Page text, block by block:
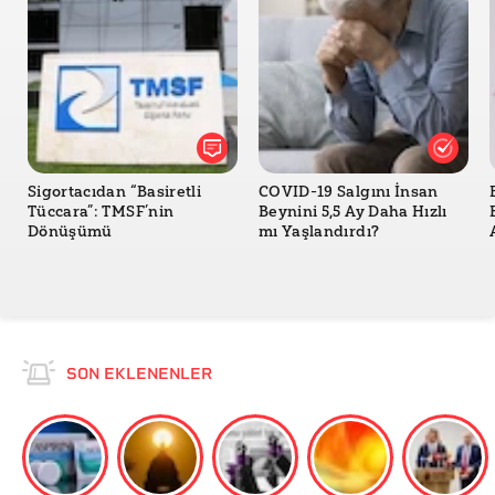
Sigortacıdan “Basiretli
Tüccara”: TMSF’nin
Dönüşümü
COVID-19 Salgını İnsan
Beynini 5,5 Ay Daha Hızlı
mı Yaşlandırdı?
SON EKLENENLER